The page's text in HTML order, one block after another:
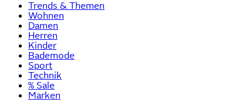
Trends & Themen
Wohnen
Damen
Herren
Kinder
Bademode
Sport
Technik
% Sale
Marken